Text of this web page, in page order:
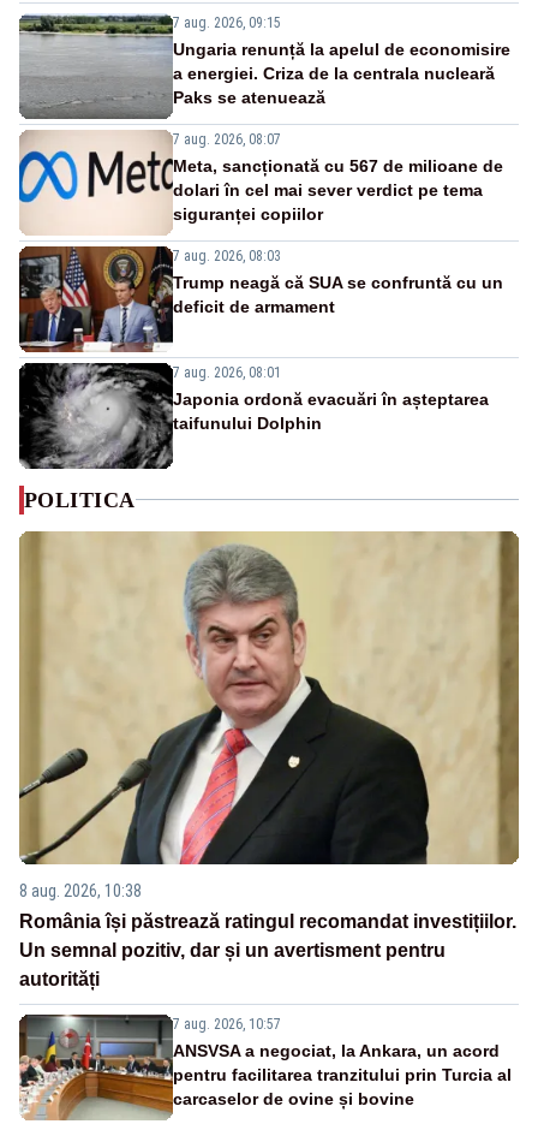
7 aug. 2026, 09:15
Ungaria renunță la apelul de economisire
a energiei. Criza de la centrala nucleară
Paks se atenuează
7 aug. 2026, 08:07
Meta, sancționată cu 567 de milioane de
dolari în cel mai sever verdict pe tema
siguranței copiilor
7 aug. 2026, 08:03
Trump neagă că SUA se confruntă cu un
deficit de armament
7 aug. 2026, 08:01
Japonia ordonă evacuări în așteptarea
taifunului Dolphin
POLITICA
8 aug. 2026, 10:38
România își păstrează ratingul recomandat investițiilor.
Un semnal pozitiv, dar și un avertisment pentru
autorități
7 aug. 2026, 10:57
ANSVSA a negociat, la Ankara, un acord
pentru facilitarea tranzitului prin Turcia al
carcaselor de ovine și bovine